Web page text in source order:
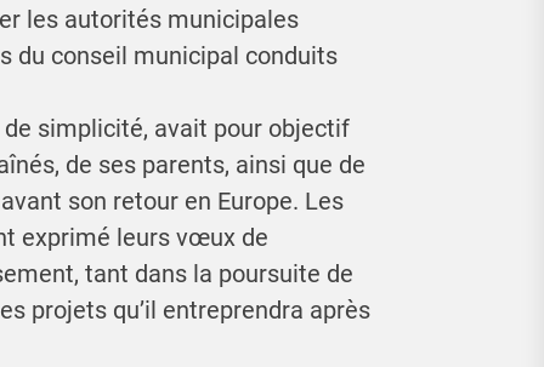
les autorités municipales
du conseil municipal conduits
simplicité, avait pour objectif
de ses parents, ainsi que de
son retour en Europe. Les
exprimé leurs vœux de
tant dans la poursuite de
projets qu’il entreprendra après